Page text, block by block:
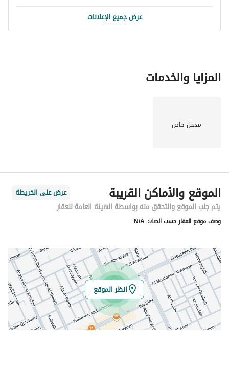
عرض جميع الإعلانات
المزايا والخدمات
مدخل خاص
الموقع والأماكن القريبة
عرض على الخريطة
يتم جلب الموقع والتحقق منه بواسطة الهيئة العامة للعقار
وصف موقع العقار حسب الصك: N/A
انظر الموقع